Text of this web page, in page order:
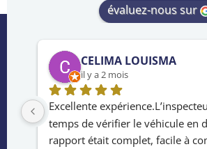
évaluez-nous sur
CELIMA LOUISMA
il y a 2 mois
Excellente
temps de vérifier le véhicule en
rapport était complet, facile à